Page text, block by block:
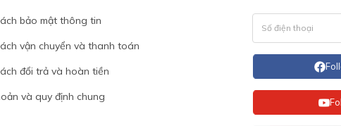
bảo mật thông tin
vận chuyển và thanh toán
đổi trả và hoàn tiền
và quy định chung